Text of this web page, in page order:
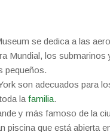
se dedica a las
Mundial, los
pequeños.
son adecuados para
la familia.
y más famoso de la
piscina que está abierta